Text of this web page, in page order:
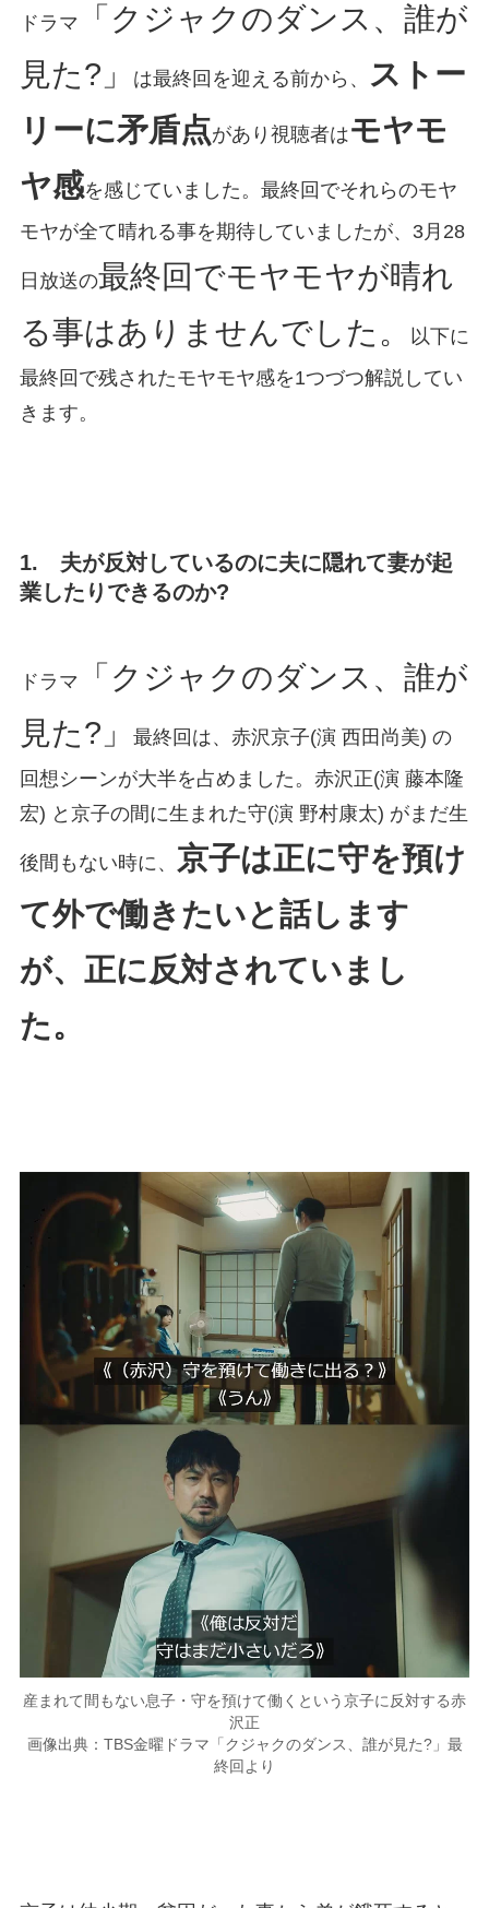
ドラマ
「クジャクのダンス、誰が
見た?」
は最終回を迎える前から、
ストー
リーに矛盾点があり視聴者はモヤモ
ヤ感を感じていました。最終回でそれらのモヤ
モヤが全て晴れる事を期待していましたが、3月28
日放送の最終回でモヤモヤが晴れ
る事はありませんでした。
以下に
最終回で残されたモヤモヤ感を1つづつ解説してい
きます。
1. 夫が反対しているのに夫に隠れて妻が起
業したりできるのか?
ドラマ
「クジャクのダンス、誰が
見た?」
最終回は、赤沢京子(演 西田尚美) の
回想シーンが大半を占めました。赤沢正(演 藤本隆
宏) と京子の間に生まれた守(演 野村康太) がまだ生
後間もない時に、 京子は正に守を預け
て外で働きたいと話します
が、正に反対されていまし
た。
産まれて間もない息子・守を預けて働くという京子に反対する赤
沢正
画像出典：TBS金曜ドラマ「クジャクのダンス、誰が見た?」最
終回より